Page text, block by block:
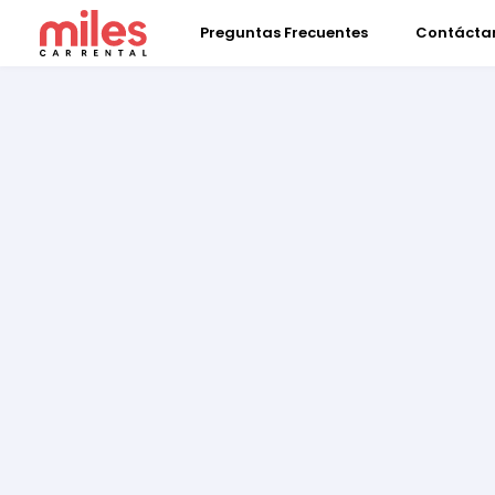
Preguntas Frecuentes